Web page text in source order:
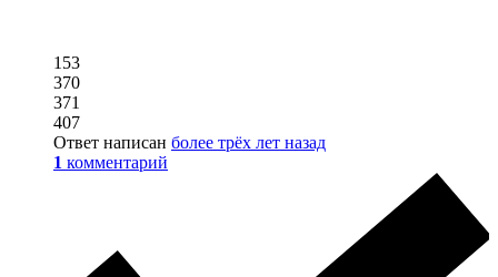
153
370
371
407
Ответ написан более трёх лет назад
1 комментарий